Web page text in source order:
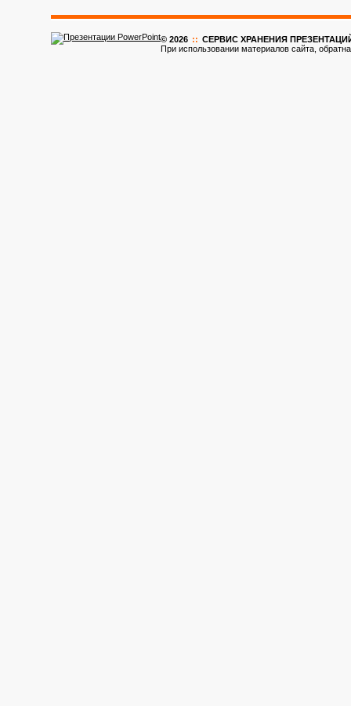
© 2026 :: CЕРВИС ХРАНЕНИЯ ПРЕЗЕНТАЦИЙ
При использовании материалов сайта,